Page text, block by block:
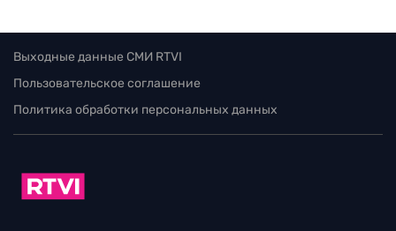
Выходные данные СМИ RTVI
Пользовательское соглашение
Политика обработки персональных данных